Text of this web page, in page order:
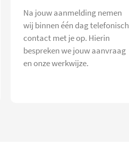
Na jouw aanmelding nemen
wij binnen één dag telefonisch
contact met je op. Hierin
bespreken we jouw aanvraag
en onze werkwijze.